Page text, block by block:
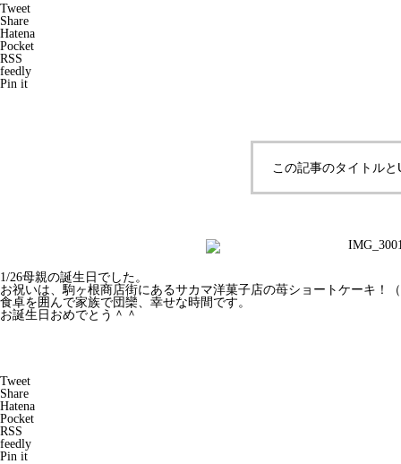
Tweet
Share
Hatena
Pocket
RSS
feedly
Pin it
この記事のタイトル
1/26母親の誕生日でした。
お祝いは、駒ヶ根商店街にあるサカマ洋菓子店の苺ショートケーキ！
食卓を囲んで家族で団欒、幸せな時間です。
お誕生日おめでとう＾＾
Tweet
Share
Hatena
Pocket
RSS
feedly
Pin it